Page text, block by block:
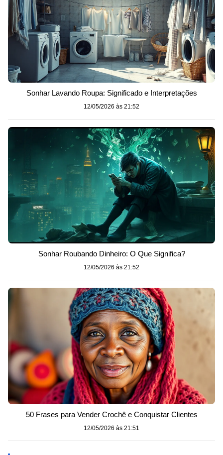
Sonhar Lavando Roupa: Significado e Interpretações
12/05/2026 às 21:52
Sonhar Roubando Dinheiro: O Que Significa?
12/05/2026 às 21:52
50 Frases para Vender Crochê e Conquistar Clientes
12/05/2026 às 21:51